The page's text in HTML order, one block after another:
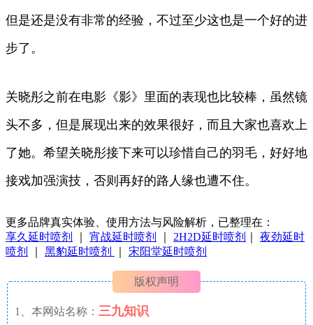
但是还是没有非常的经验，不过至少这也是一个好的进
步了。
关晓彤之前在电影《影》里面的表现也比较棒，虽然镜
头不多，但是展现出来的效果很好，而且大家也喜欢上
了她。希望关晓彤接下来可以珍惜自己的羽毛，好好地
接戏加强演技，否则再好的路人缘也遭不住。
更多品牌真实体验、使用方法与风险解析，已整理在：
享久延时喷剂
宵战延时喷剂 2H2D延时喷剂
夜劲延时
喷剂
黑豹延时喷剂 宋阳堂延时喷剂
版权声明
1、本网站名称： 三九知识